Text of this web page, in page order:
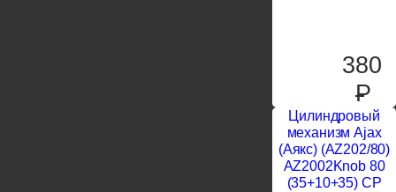
380
P
Цилиндровый
механизм Ajax
(Аякс) (AZ202/80)
AZ2002Knob 80
(35+10+35) CP